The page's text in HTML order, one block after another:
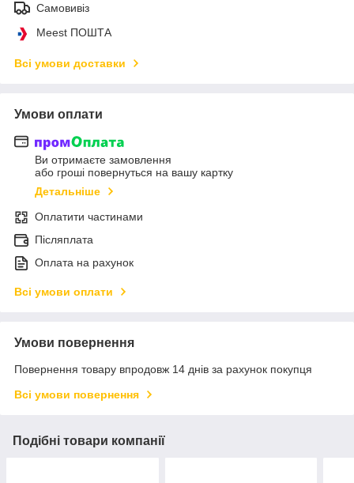
Самовивіз
Meest ПОШТА
Всі умови доставки
Умови оплати
Ви отримаєте замовлення
або гроші повернуться на вашу картку
Детальніше
Оплатити частинами
Післяплата
Оплата на рахунок
Всі умови оплати
Умови повернення
Повернення товару впродовж 14 днів за рахунок покупця
Всі умови повернення
Подібні товари компанії